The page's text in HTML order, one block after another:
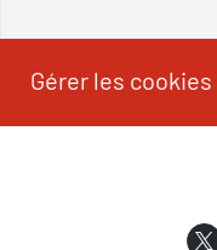
Gérer les cookies